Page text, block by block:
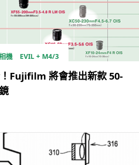
機 EVIL + M4/3
Fujifilm 將會推出新款 50-